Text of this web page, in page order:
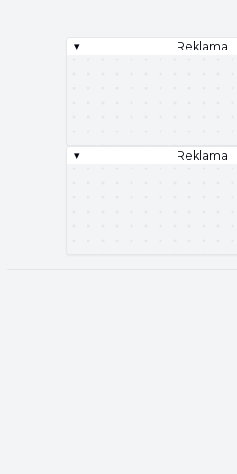
▾ Reklama
▾ Reklama